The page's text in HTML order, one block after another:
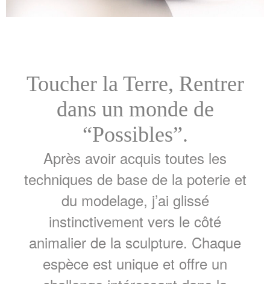
Toucher la Terre, Rentrer
dans un monde de
“Possibles”.
Après avoir acquis toutes les
techniques de base de la poterie et
du modelage, j’ai glissé
instinctivement vers le côté
animalier de la sculpture. Chaque
espèce est unique et offre un